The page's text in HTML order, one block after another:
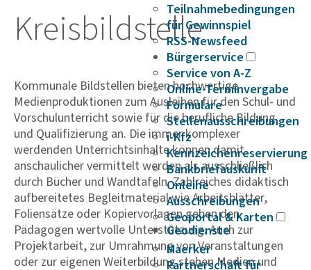
Teilnahmebedingungen
für Gewinnspiel
RSS-Newsfeed
Bürgerservice
Service von A-Z
Online-Terminvergabe
Formulare
Stellenausschreibungen
i-Kfz
Kennzeichenreservierung
Bankbriefauskunft
Onleihe
Ausschreibungen
Geoportal & Karten
Geodienste
Maerker
Partnerschaft für
Kreis­bild­stelle
Kommunale Bildstellen bieten hochwertige
Medienproduktionen zum Ausleihen für den Schul- und
Vorschulunterricht sowie für die berufliche Bildung
und Qualifizierung an. Die immer komplexer
werdenden Unterrichtsinhalte können damit
anschaulicher vermittelt werden als ausschließlich
durch Bücher und Wandtafeln. Zahlreiches didaktisch
aufbereitetes Begleitmaterial wie Arbeitsblätter,
Foliensätze oder Kopiervorlagen geben den
Pädagogen wertvolle Unterstützung. Auch zur
Projektarbeit, zur Umrahmung von Veranstaltungen
oder zur eigenen Weiterbildung stehen Medien und